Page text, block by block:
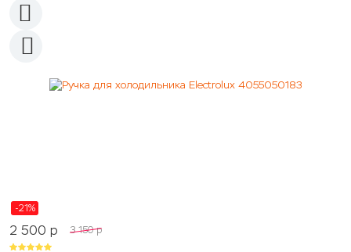
-21%
2 500 p 3 150 p